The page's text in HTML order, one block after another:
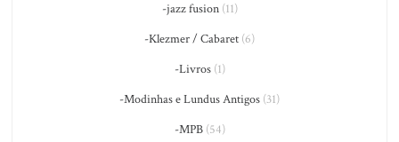
-jazz fusion(11)
-Klezmer / Cabaret (6)
-Livros(1)
-Modinhas e Lundus Antigos (31)
-MPB(54)